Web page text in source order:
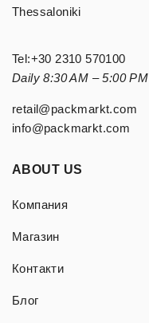
Thessaloniki
Tel:+30 2310 570100
Daily 8:30 AM – 5:00 PM
retail@packmarkt.com
info@packmarkt.com
ABOUT US
Компания
Магазин
Контакти
Блог